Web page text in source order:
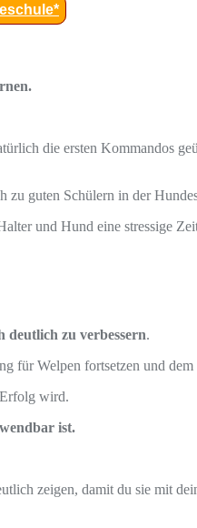
die ersten Kommandos
zu guten Schülern in der
und Hund eine stressige
deutlich zu verbessern.
für Welpen fortsetzen und
wird.
ist.
zeigen, damit du sie mit